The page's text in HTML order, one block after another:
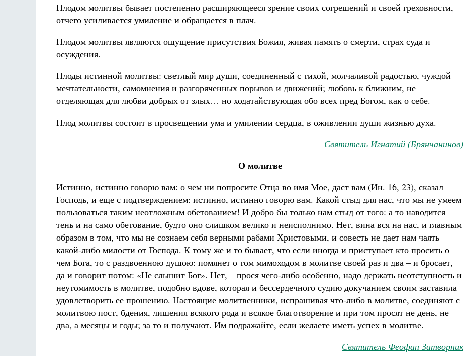
Плодом молитвы бывает постепенно расширяющееся зрение своих согрешений и своей греховности,
отчего усиливается умиление и обращается в плач.
Плодом молитвы являются ощущение присутствия Божия, живая память о смерти, страх суда и
осуждения.
Плоды истинной молитвы: светлый мир души, соединенный с тихой, молчаливой радостью, чуждой
мечтательности, самомнения и разгоряченных порывов и движений; любовь к ближним, не
отделяющая для любви добрых от злых… но ходатайствующая обо всех пред Богом, как о себе.
Плод молитвы состоит в просвещении ума и умилении сердца, в оживлении души жизнью духа.
Святитель Игнатий (Брянчанинов)
О молитве
Истинно, истинно говорю вам: о чем ни попросите Отца во имя Мое, даст вам (Ин. 16, 23), сказал
Господь, и еще с подтверждением: истинно, истинно говорю вам. Какой стыд для нас, что мы не умеем
пользоваться таким неотложным обетованием! И добро бы только нам стыд от того: а то наводится
тень и на само обетование, будто оно слишком велико и неисполнимо. Нет, вина вся на нас, и главным
образом в том, что мы не сознаем себя верными рабами Христовыми, и совесть не дает нам чаять
какой-либо милости от Господа. К тому же и то бывает, что если иногда и приступает кто просить о
чем Бога, то с раздвоенною душою: помянет о том мимоходом в молитве своей раз и два – и бросает,
да и говорит потом: «Не слышит Бог». Нет, – прося чего-либо особенно, надо держать неотступность и
неутомимость в молитве, подобно вдове, которая и бессердечного судию докучанием своим заставила
удовлетворить ее прошению. Настоящие молитвенники, испрашивая что-либо в молитве, соединяют с
молитвою пост, бдения, лишения всякого рода и всякое благотворение и при том просят не день, не
два, а месяцы и годы; за то и получают. Им подражайте, если желаете иметь успех в молитве.
Святитель Феофан Затворник